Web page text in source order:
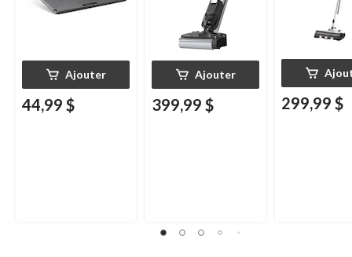
Ajouter
44,99 $
Ajouter
399,99 $ 299,99 $